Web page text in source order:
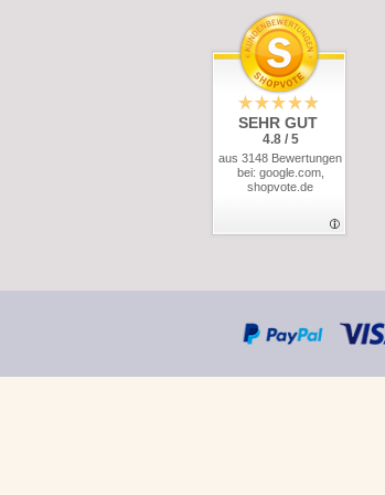
SEHR GUT
4.8 / 5
aus 3148 Bewertungen
bei: google.com,
shopvote.de